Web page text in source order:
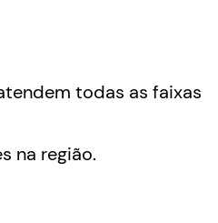
todas as faixas
na região.